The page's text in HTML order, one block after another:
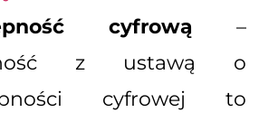
cyfrową –
z ustawą o
cyfrowej to